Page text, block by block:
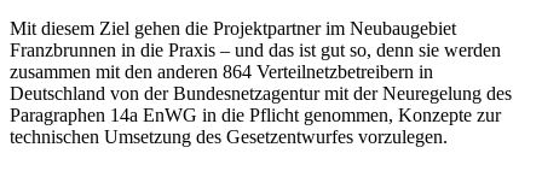
Mit diesem Ziel gehen die Projektpartner im Neubaugebiet
Franzbrunnen in die Praxis – und das ist gut so, denn sie werden
zusammen mit den anderen 864 Verteilnetzbetreibern in
Deutschland von der Bundesnetzagentur mit der Neuregelung des
Paragraphen 14a EnWG in die Pflicht genommen, Konzepte zur
technischen Umsetzung des Gesetzentwurfes vorzulegen.